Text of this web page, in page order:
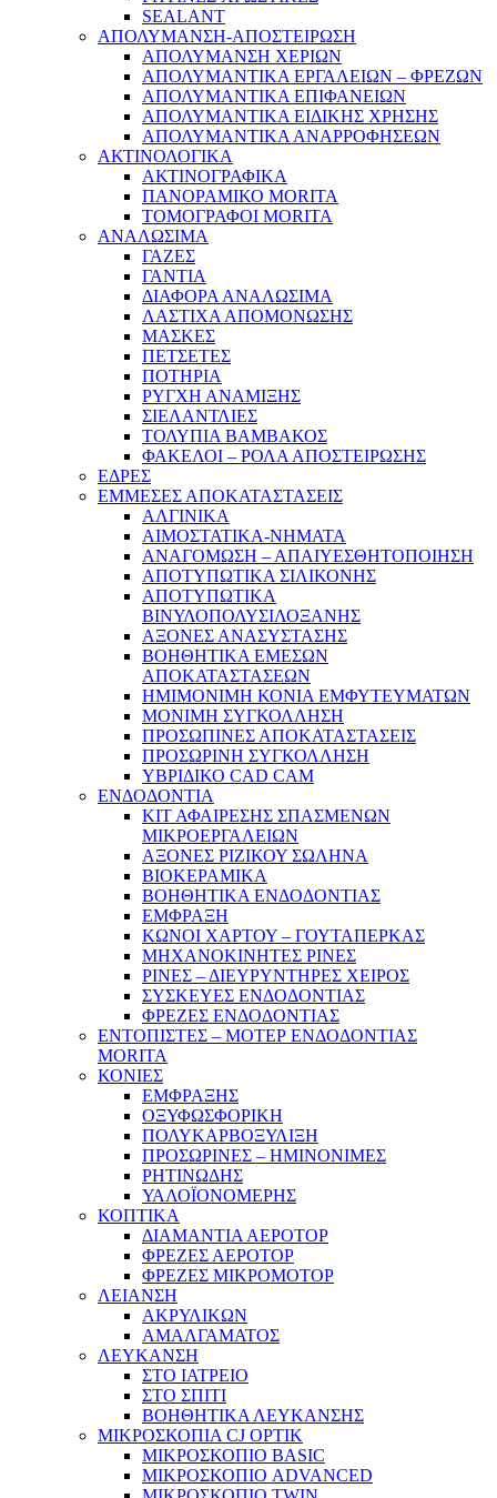
SEALANT
ΑΠΟΛΥΜΑΝΣΗ-ΑΠΟΣΤΕΙΡΩΣΗ
ΑΠΟΛΥΜΑΝΣΗ ΧΕΡΙΩΝ
ΑΠΟΛΥΜΑΝΤΙΚΑ ΕΡΓΑΛΕΙΩΝ – ΦΡΕΖΩΝ
ΑΠΟΛΥΜΑΝΤΙΚΑ ΕΠΙΦΑΝΕΙΩΝ
ΑΠΟΛΥΜΑΝΤΙΚΑ ΕΙΔΙΚΗΣ ΧΡΗΣΗΣ
ΑΠΟΛΥΜΑΝΤΙΚΑ ΑΝΑΡΡΟΦΗΣΕΩΝ
ΑΚΤΙΝΟΛΟΓΙΚΑ
ΑΚΤΙΝΟΓΡΑΦΙΚΑ
ΠΑΝΟΡΑΜΙΚΟ MORITA
ΤΟΜΟΓΡΑΦΟΙ MORITA
ΑΝΑΛΩΣΙΜΑ
ΓΑΖΕΣ
ΓΑΝΤΙΑ
ΔΙΑΦΟΡΑ ΑΝΑΛΩΣΙΜΑ
ΛΑΣΤΙΧΑ ΑΠΟΜΟΝΩΣΗΣ
ΜΑΣΚΕΣ
ΠΕΤΣΕΤΕΣ
ΠΟΤΗΡΙΑ
ΡΥΓΧΗ ΑΝΑΜΙΞΗΣ
ΣΙΕΛΑΝΤΛΙΕΣ
ΤΟΛΥΠΙΑ ΒΑΜΒΑΚΟΣ
ΦΑΚΕΛΟΙ – ΡΟΛΑ ΑΠΟΣΤΕΙΡΩΣΗΣ
ΕΔΡΕΣ
ΕΜΜΕΣΕΣ ΑΠΟΚΑΤΑΣΤΑΣΕΙΣ
ΑΛΓΙΝΙΚΑ
ΑΙΜΟΣΤΑΤΙΚΑ-ΝΗΜΑΤΑ
ΑΝΑΓΟΜΩΣΗ – ΑΠΑΙΥΕΣΘΗΤΟΠΟΙΗΣΗ
ΑΠΟΤΥΠΩΤΙΚΑ ΣΙΛΙΚΟΝΗΣ
ΑΠΟΤΥΠΩΤΙΚΑ
ΒΙΝΥΛΟΠΟΛΥΣΙΛΟΞΑΝΗΣ
ΑΞΟΝΕΣ ΑΝΑΣΥΣΤΑΣΗΣ
ΒΟΗΘΗΤΙΚΑ ΕΜΕΣΩΝ
ΑΠΟΚΑΤΑΣΤΑΣΕΩΝ
ΗΜΙΜΟΝΙΜΗ ΚΟΝΙΑ ΕΜΦΥΤΕΥΜΑΤΩΝ
ΜΟΝΙΜΗ ΣΥΓΚΟΛΛΗΣΗ
ΠΡΟΣΩΠΙΝΕΣ ΑΠΟΚΑΤΑΣΤΑΣΕΙΣ
ΠΡΟΣΩΡΙΝΗ ΣΥΓΚΟΛΛΗΣΗ
ΥΒΡΙΔΙΚΟ CAD CAM
ΕΝΔΟΔΟΝΤΙΑ
ΚΙΤ ΑΦΑΙΡΕΣΗΣ ΣΠΑΣΜΕΝΩΝ
ΜΙΚΡΟΕΡΓΑΛΕΙΩΝ
ΑΞΟΝΕΣ ΡΙΖΙΚΟΥ ΣΩΛΗΝΑ
ΒΙΟΚΕΡΑΜΙΚΑ
ΒΟΗΘΗΤΙΚΑ ΕΝΔΟΔΟΝΤΙΑΣ
ΕΜΦΡΑΞΗ
ΚΩΝΟΙ ΧΑΡΤΟΥ – ΓΟΥΤΑΠΕΡΚΑΣ
ΜΗΧΑΝΟΚΙΝΗΤΕΣ ΡΙΝΕΣ
ΡΙΝΕΣ – ΔΙΕΥΡΥΝΤΗΡΕΣ ΧΕΙΡΟΣ
ΣΥΣΚΕΥΕΣ ΕΝΔΟΔΟΝΤΙΑΣ
ΦΡΕΖΕΣ ΕΝΔΟΔΟΝΤΙΑΣ
ΕΝΤΟΠΙΣΤΕΣ – ΜΟΤΕΡ ΕΝΔΟΔΟΝΤΙΑΣ
MORITA
ΚΟΝΙΕΣ
ΕΜΦΡΑΞΗΣ
ΟΞΥΦΩΣΦΟΡΙΚΗ
ΠΟΛΥΚΑΡΒΟΞΥΛΙΞΗ
ΠΡΟΣΩΡΙΝΕΣ – ΗΜΙΝΟΝΙΜΕΣ
ΡΗΤΙΝΩΔΗΣ
ΥΑΛΟΪΟΝΟΜΕΡΗΣ
ΚΟΠΤΙΚΑ
ΔΙΑΜΑΝΤΙΑ ΑΕΡΟΤΟΡ
ΦΡΕΖΕΣ ΑΕΡΟΤΟΡ
ΦΡΕΖΕΣ ΜΙΚΡΟΜΟΤΟΡ
ΛΕΙΑΝΣΗ
ΑΚΡΥΛΙΚΩΝ
ΑΜΑΛΓΑΜΑΤΟΣ
ΛΕΥΚΑΝΣΗ
ΣΤΟ ΙΑΤΡΕΙΟ
ΣΤΟ ΣΠΙΤΙ
ΒΟΗΘΗΤΙΚΑ ΛΕΥΚΑΝΣΗΣ
ΜΙΚΡΟΣΚΟΠΙΑ CJ OPTIK
ΜΙΚΡΟΣΚΟΠΙΟ BASIC
ΜΙΚΡΟΣΚΟΠΙΟ ADVANCED